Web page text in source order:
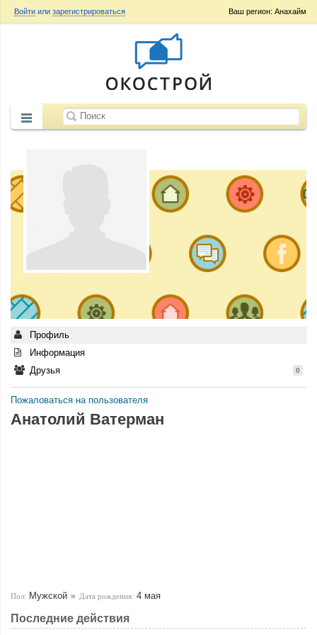
Ваш регион: Анахайм
Войти или зарегистрироваться
Профиль
Информация
Друзья
0
Пожаловаться на пользователя
Анатолий Ватерман
Пол: Мужской Дата рождения: 4 мая
Последние действия